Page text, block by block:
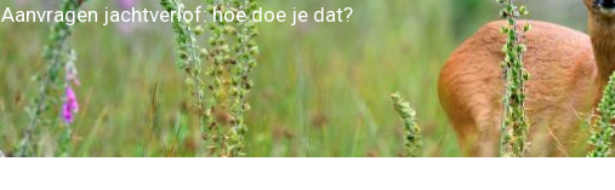
Aanvragen jachtverlof: hoe doe je dat?